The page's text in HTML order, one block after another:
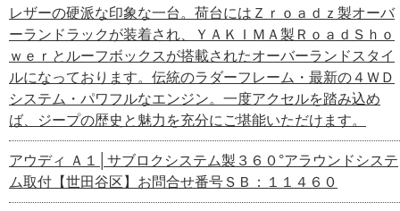
レザーの硬派な印象な一台。荷台にはＺｒｏａｄｚ製オーバ
ーランドラックが装着され、ＹＡＫＩＭＡ製ＲｏａｄＳｈｏ
ｗｅｒとルーフボックスが搭載されたオーバーランドスタイ
ルになっております。伝統のラダーフレーム・最新の４ＷＤ
システム・パワフルなエンジン。一度アクセルを踏み込め
ば、ジープの歴史と魅力を充分にご堪能いただけます。
アウディ Ａ１│サブロクシステム製３６０°アラウンドシステ
ム取付【世田谷区】お問合せ番号ＳＢ：１１４６０